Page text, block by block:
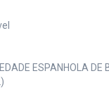
ESPANHOLA DE